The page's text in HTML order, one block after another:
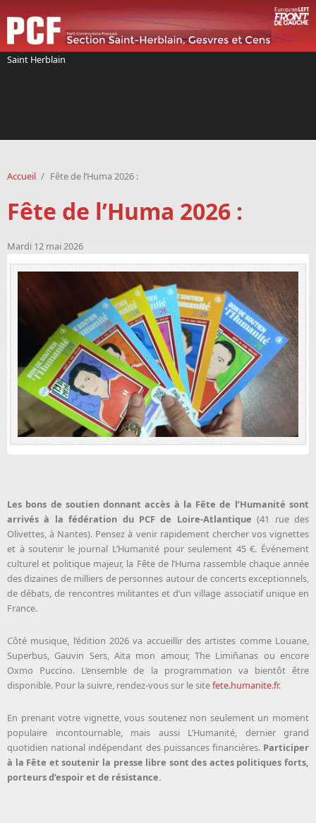
Saint Herblain
Accueil / Fête de l’Huma 2026 :
Fête de l’Huma 2026 :
Mardi 12 mai 2026
Les bons de soutien donnant accès à la Fête de l’Humanité sont
arrivés à la fédération du PCF de Loire-Atlantique (41 rue des
Olivettes, à Nantes). Pensez à venir rapidement chercher vos vignettes
et à soutenir le journal L’Humanité pour seulement 45 €. Événement
culturel et politique majeur, la Fête de l’Huma rassemble chaque année
des dizaines de milliers de personnes autour de concerts exceptionnels,
de débats, de rencontres militantes et d’un village associatif unique en
France.
Côté musique, l’édition 2026 va accueillir des artistes comme Louane,
Superbus, Gauvin Sers, Aïta mon amour, The Limiñanas ou encore
Oxmo Puccino. L’ensemble de la programmation va bientôt être
disponible. Pour la suivre, rendez-vous sur le sitefete.humanite.fr.
En prenant votre vignette, vous soutenez non seulement un moment
populaire incontournable, mais aussi L’Humanité, dernier grand
quotidien national indépendant des puissances financières. Participer
à la Fête et soutenir la presse libre sont des actes politiques forts,
porteurs d’espoir et de résistance.